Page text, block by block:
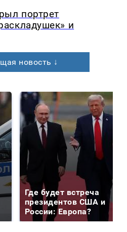
портрет
и
новость ↓
Где будет встреча
президентов США и
России: Европа?